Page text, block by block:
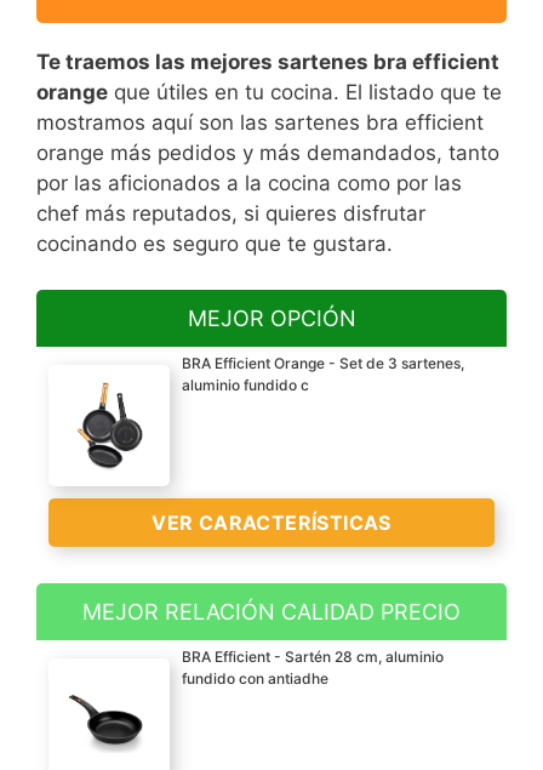
Te traemos las mejores sartenes bra efficient
orange que útiles en tu cocina. El listado que te
mostramos aquí son las sartenes bra efficient
orange más pedidos y más demandados, tanto
por las aficionados a la cocina como por las
chef más reputados, si quieres disfrutar
cocinando es seguro que te gustara.
MEJOR OPCIÓN
BRA Efficient Orange - Set de 3 sartenes,
aluminio fundido c
VER CARACTERÍSTICAS
Incluye: 3 sartenes de 6
mm de espesor (18-22-26
cm) con mango
ergonómico Efficient
Orange
MEJOR RELACIÓN CALIDAD PRECIO
BRA Efficient - Sartén 28 cm, aluminio
fundido con antiadhe